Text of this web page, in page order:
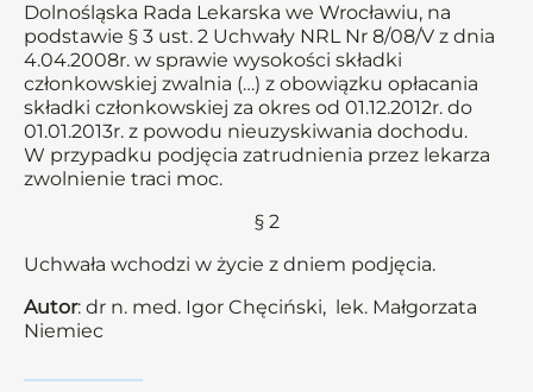
Dolnośląska Rada Lekarska we Wrocławiu, na
podstawie § 3 ust. 2 Uchwały NRL Nr 8/08/V z dnia
4.04.2008r. w sprawie wysokości składki
członkowskiej zwalnia (…) z obowiązku opłacania
składki członkowskiej za okres od 01.12.2012r. do
01.01.2013r. z powodu nieuzyskiwania dochodu.
W przypadku podjęcia zatrudnienia przez lekarza
zwolnienie traci moc.
§ 2
Uchwała wchodzi w życie z dniem podjęcia.
Autor: dr n. med. Igor Chęciński, lek. Małgorzata
Niemiec